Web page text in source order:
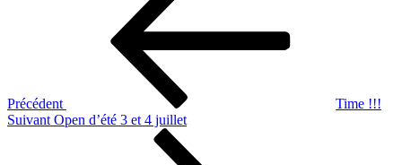
Précédent
Time !!!
Article
Suivant Open d’été 3 et 4 juillet